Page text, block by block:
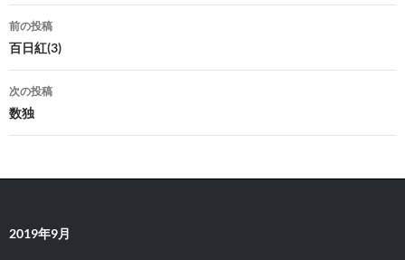
投
稿
ナ
ビ
ゲ
ー
ョ
前の投稿
百日紅(3)
次の投稿
数独
2019年9月